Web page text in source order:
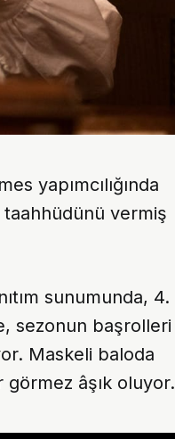
yapımcılığında
taahhüdünü vermiş
sunumunda, 4.
sezonun başrolleri
Maskeli baloda
âşık oluyor.